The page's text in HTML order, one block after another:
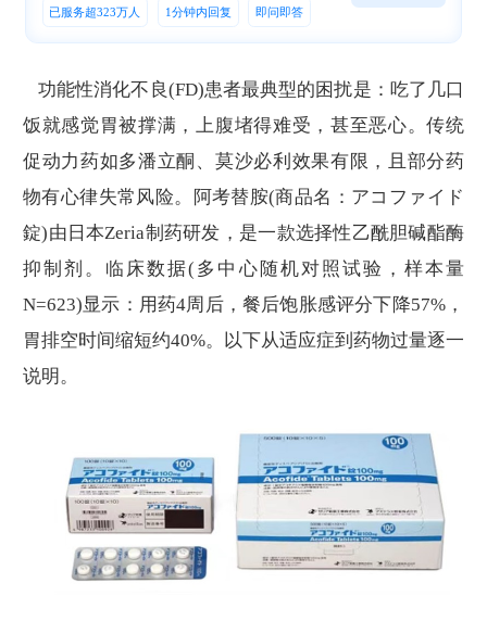
已服务超323万人 1分钟内回复 即问即答
功能性消化不良(FD)患者最典型的困扰是：吃了几口
饭就感觉胃被撑满，上腹堵得难受，甚至恶心。传统
促动力药如多潘立酮、莫沙必利效果有限，且部分药
物有心律失常风险。阿考替胺(商品名：アコファイド
錠)由日本Zeria制药研发，是一款选择性乙酰胆碱酯酶
抑制剂。临床数据(多中心随机对照试验，样本量
N=623)显示：用药4周后，餐后饱胀感评分下降57%，
胃排空时间缩短约40%。以下从适应症到药物过量逐一
说明。